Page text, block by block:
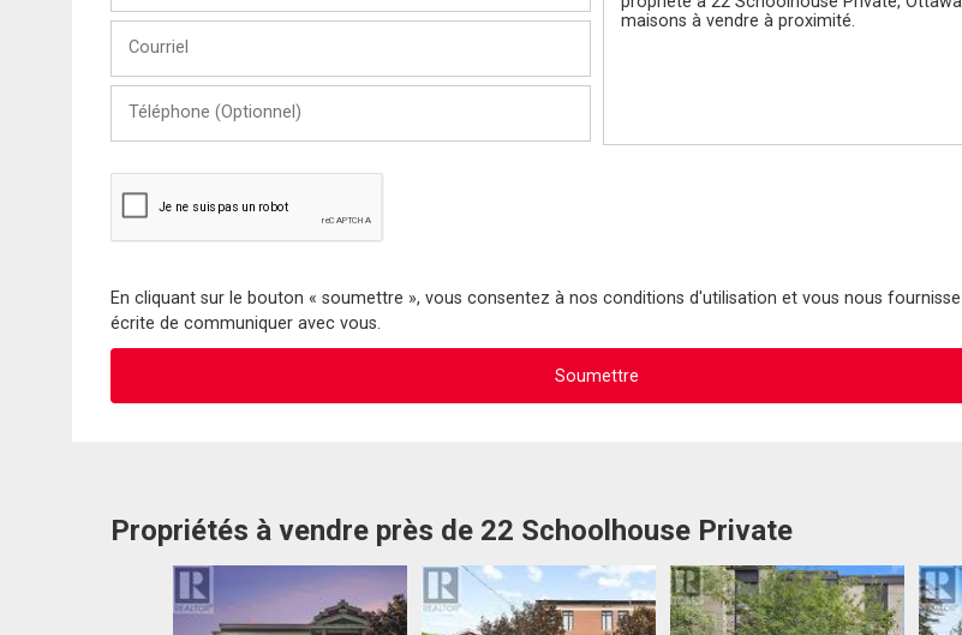
Nom
(Optionnel)
En cliquant sur le bouton « soumettre », vous consentez à nos conditions d'utilisation et vous nous
écrite de communiquer avec vous.
Propriétés à vendre près de 22 Schoolhouse Private